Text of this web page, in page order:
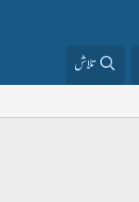
تلاش